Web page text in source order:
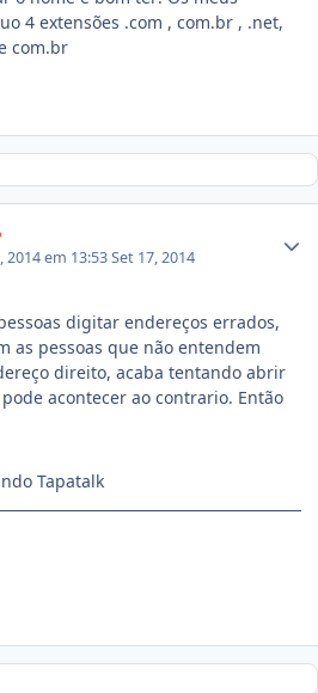
4 extensões .com , com.br , .net,
com.br
2014 em 13:53Set 17, 2014
digitar endereços errados,
as pessoas que não entendem
direito, acaba tentando abrir
acontecer ao contrario. Então
Tapatalk